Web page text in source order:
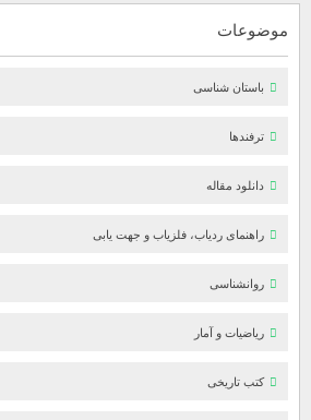
موضوعات
باستان شناسی
ترفندها
دانلود مقاله
راهنمای ردیاب، فلزیاب و جهت یابی
روانشناسی
ریاضیات و آمار
کتب تاریخی